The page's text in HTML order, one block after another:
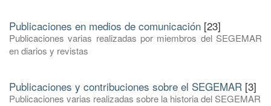
Publicaciones en medios de comunicación [23]
Publicaciones varias realizadas por miembros del SEGEMAR
en diarios y revistas
Publicaciones y contribuciones sobre el SEGEMAR [3]
Publicaciones varias realizadas sobre la historia del SEGEMAR